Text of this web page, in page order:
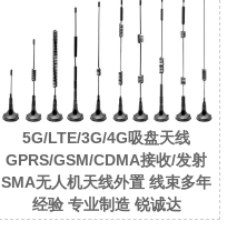
5G/LTE/3G/4G吸盘天线
GPRS/GSM/CDMA接收/发射
SMA无人机天线外置 线束多年
经验 专业制造 锐诚达